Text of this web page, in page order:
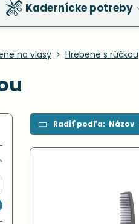
Kadernícke potreby
na vlasy Hrebene s rúčkou
Radiť podľa: Názov